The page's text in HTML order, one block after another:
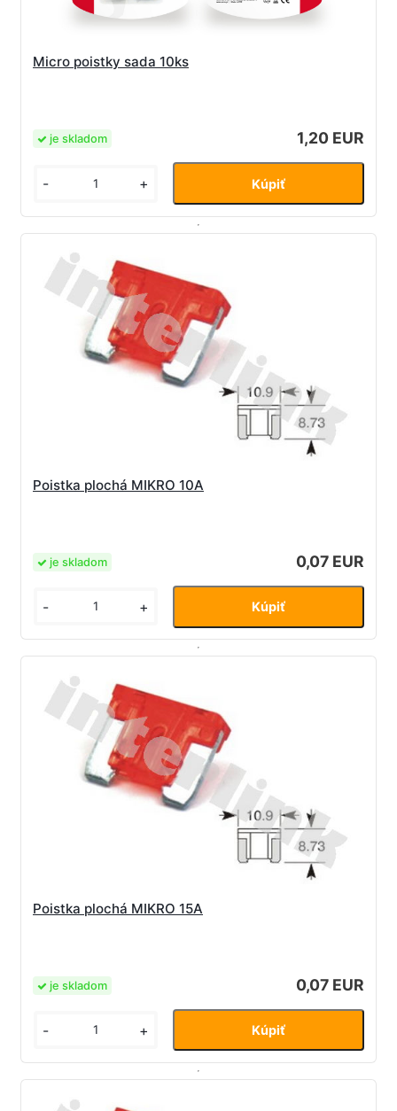
Micro poistky sada 10ks
1,20 EUR
je skladom
- +
Poistka plochá MIKRO 10A
0,07 EUR
je skladom
- +
Poistka plochá MIKRO 15A
0,07 EUR
je skladom
- +